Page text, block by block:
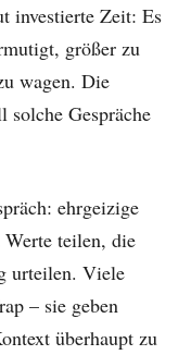
investierte Zeit: Es
größer zu
wagen. Die
solche Gespräche
ehrgeizige
teilen, die
urteilen. Viele
– sie geben
überhaupt zu